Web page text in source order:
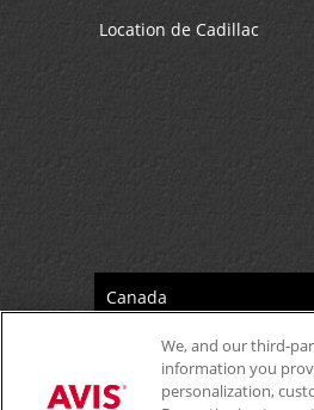
Location de Cadillac
We, and our third-
information you
personalization,